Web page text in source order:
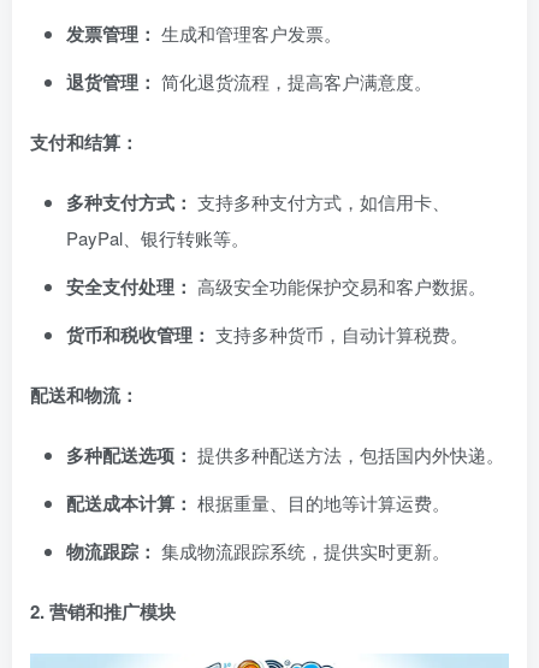
发票管理： 生成和管理客户发票。
退货管理： 简化退货流程，提高客户满意度。
支付和结算：
多种支付方式： 支持多种支付方式，如信用卡、
PayPal、银行转账等。
安全支付处理： 高级安全功能保护交易和客户数据。
货币和税收管理： 支持多种货币，自动计算税费。
配送和物流：
多种配送选项： 提供多种配送方法，包括国内外快递。
配送成本计算： 根据重量、目的地等计算运费。
物流跟踪： 集成物流跟踪系统，提供实时更新。
2. 营销和推广模块